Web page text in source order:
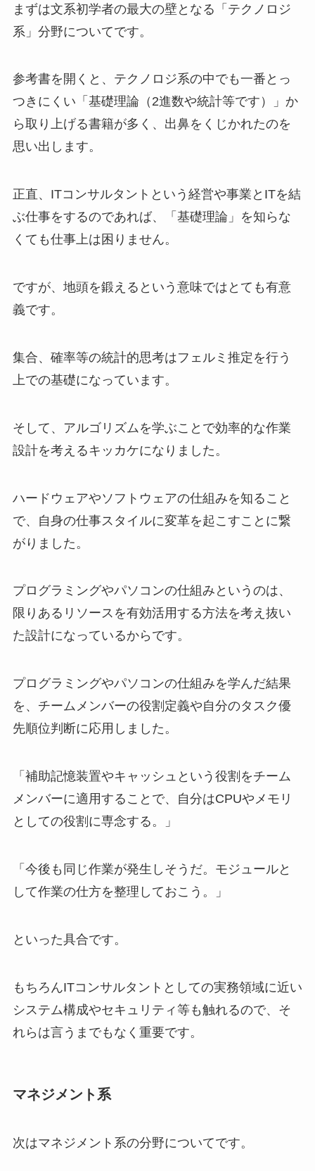
まずは文系初学者の最大の壁となる「テクノロジ
系」分野についてです。
参考書を開くと、テクノロジ系の中でも一番とっ
つきにくい「基礎理論（2進数や統計等です）」か
ら取り上げる書籍が多く、出鼻をくじかれたのを
思い出します。
正直、ITコンサルタントという経営や事業とITを結
ぶ仕事をするのであれば、「基礎理論」を知らな
くても仕事上は困りません。
ですが、 地頭を鍛えるという意味ではとても有意
義です。
集合、確率等の統計的思考はフェルミ推定を行う
上での基礎になっています。
そして、アルゴリズムを学ぶことで効率的な作業
設計を考えるキッカケになりました。
ハードウェアやソフトウェアの仕組みを知ること
で、自身の仕事スタイルに変革を起こすことに繋
がりました。
プログラミングやパソコンの仕組みというのは、
限りあるリソースを有効活用する方法を考え抜い
た設計になっているからです。
プログラミングやパソコンの仕組みを学んだ結果
を、チームメンバーの役割定義や自分のタスク優
先順位判断に応用しました。
「補助記憶装置やキャッシュという役割をチーム
メンバーに適用することで、自分はCPUやメモリ
としての役割に専念する。」
「今後も同じ作業が発生しそうだ。モジュールと
して作業の仕方を整理しておこう。」
といった具合です。
もちろんITコンサルタントとしての実務領域に近い
システム構成やセキュリティ等も触れるので、そ
れらは言うまでもなく重要です。
マネジメント系
次はマネジメント系の分野についてです。